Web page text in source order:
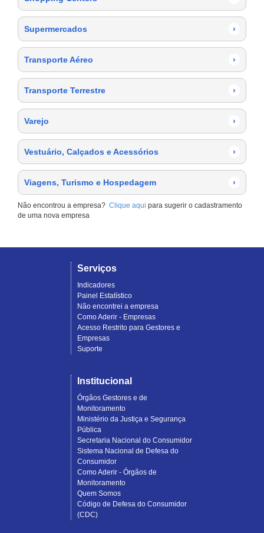
Supermercados ›
Transporte Aéreo ›
Transporte Terrestre ›
Varejo ›
Vestuário, Calçados e Acessórios ›
Viagens, Turismo e Hospedagem ›
Não encontrou a empresa? Clique aqui para sugerir o cadastramento
de uma nova empresa
Serviços
Indicadores
Painel Estatístico
Não encontrei a empresa
Como Aderir - Empresas
Acesso Restrito para Gestores e
Empresas
Suporte
Institucional
Órgãos Gestores e de
Monitoramento
Ministério da Justiça e Segurança
Pública
Secretaria Nacional do Consumidor
Sistema Nacional de Defesa do
Consumidor
Como Aderir - Órgãos de
Monitoramento
Quem Somos
Código de Defesa do Consumidor
(CDC)